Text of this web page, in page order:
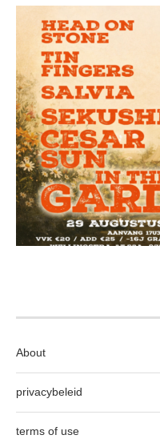
About
privacybeleid
terms of use